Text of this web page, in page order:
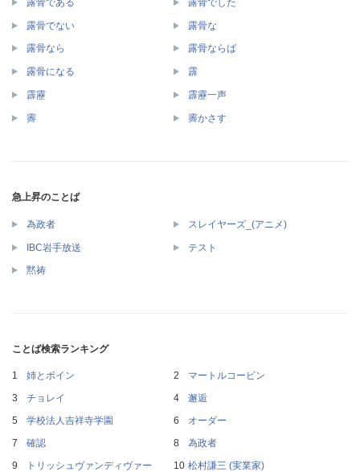
露骨である 露骨でした
露骨でない 露骨な
露骨なら 露骨ならば
露骨になる 霹
霹靂 霹靂一声
霽 霽かさす
急上昇のことば
為政者 スレイヤーズ_(アニメ)
IBC岩手放送 テスト
黙祷
ことば検索ランキング
姉とボイン
マートルコービン
チョレイ
邂逅
学校法人吉祥寺学園
オーダー
確認
為政者
トリッシュヴァンディヴァー
松村謙三 (実業家)